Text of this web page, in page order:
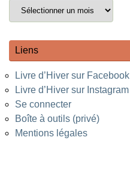
Liens
Livre d’Hiver sur Facebook
Livre d’Hiver sur Instagram
Se connecter
Boîte à outils (privé)
Mentions légales